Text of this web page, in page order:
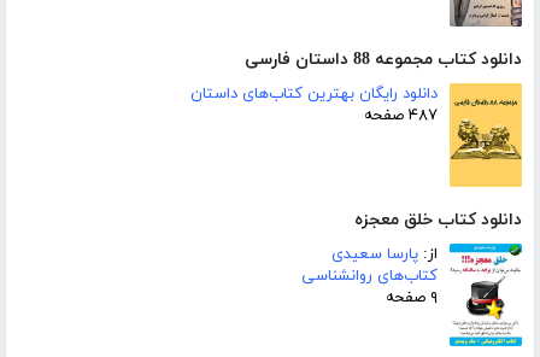
دانلود کتاب مجموعه 88 داستان فارسی
دانلود رایگان بهترین کتاب‌های داستان
۴۸۷ صفحه
دانلود کتاب خلق معجزه
از: پارسا سعیدی
کتاب‌های روانشناسی
۹ صفحه